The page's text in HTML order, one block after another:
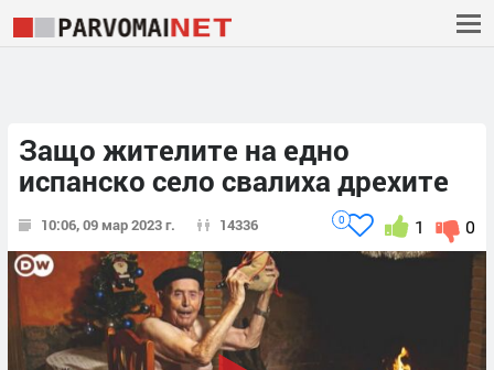
Защо жителите на едно
испанско село свалиха дрехите
10:06, 09 мар 2023 г. 14336 0
1
0